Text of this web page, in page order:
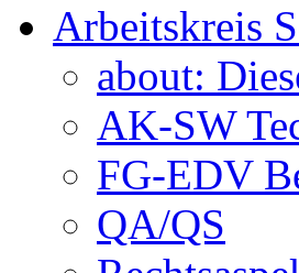
Arbeitskreis
about:
AK-SW
FG-EDV
QA/QS